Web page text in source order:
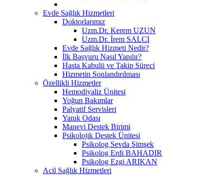
Evde Sağlık Hizmetleri
Doktorlarımız
Uzm.Dr. Kerem UZUN
Uzm.Dr. İrem SALCI
Evde Sağlık Hizmeti Nedir?
İlk Başvuru Nasıl Yapılır?
Hasta Kabulü ve Takip Süreci
Hizmetin Sonlandırılması
Özellikli Hizmetler
Hemodiyaliz Ünitesi
Yoğun Bakımlar
Palyatif Servisleri
Yanık Odası
Manevi Destek Birimi
Psikolojik Destek Ünitesi
Psikolog Sevda Şimşek
Psikolog Erdi BAHADIR
Psikolog Ezgi ARIKAN
Acil Sağlık Hizmetleri